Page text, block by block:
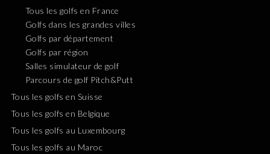
Tous les golfs en France
Golfs dans les grandes villes
Golfs par département
Golfs par région
Salles simulateur de golf
Parcours de golf Pitch&Putt
Tous les golfs en Suisse
Tous les golfs en Belgique
Tous les golfs au Luxembourg
Tous les golfs au Maroc